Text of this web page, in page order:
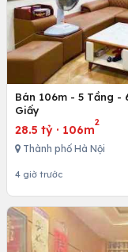
Bán 106m - 5 Tầng -
Giấy
28.5 tỷ · 106m
2
Thành phố Hà Nội
4 giờ trước